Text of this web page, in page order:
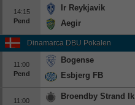
14:15
Pend
Ir Reykjavik
Aegir
Dinamarca DBU Pokalen
11:00
Pend
Bogense
Esbjerg FB
11:00
Broendby Strand Ik